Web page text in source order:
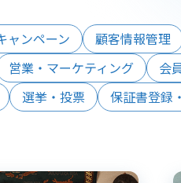
ャンペーン 顧客情報管理
営業・マーケティング 会
選挙・投票 保証書登録